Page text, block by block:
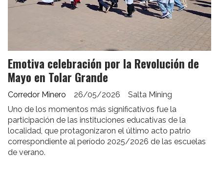
Emotiva celebración por la Revolución de
Mayo en Tolar Grande
Salta Mining
Corredor Minero
26/05/2026
Uno de los momentos más significativos fue la
participación de las instituciones educativas de la
localidad, que protagonizaron el último acto patrio
correspondiente al período 2025/2026 de las escuelas
de verano.